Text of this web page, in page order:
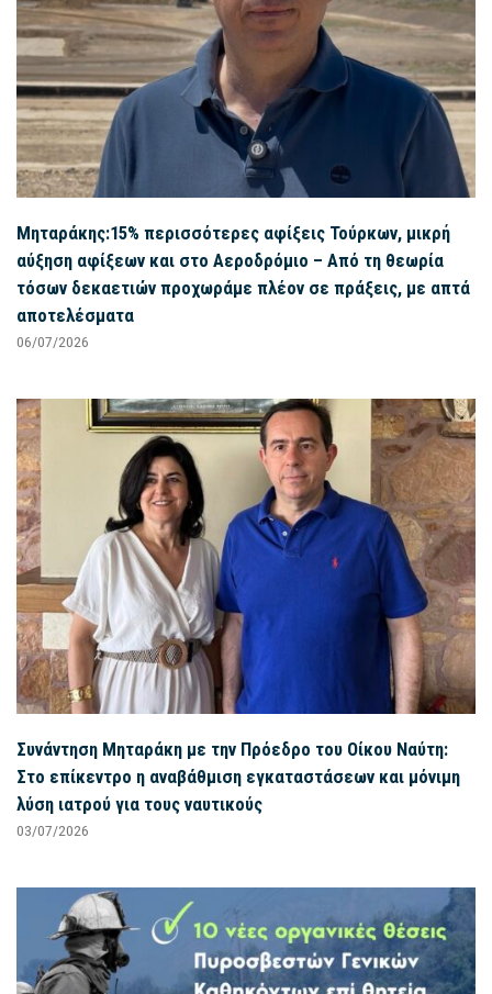
Μηταράκης:15% περισσότερες αφίξεις Τούρκων, μικρή
αύξηση αφίξεων και στο Αεροδρόμιο – Από τη θεωρία
τόσων δεκαετιών προχωράμε πλέον σε πράξεις, με απτά
αποτελέσματα
06/07/2026
Συνάντηση Μηταράκη με την Πρόεδρο του Οίκου Ναύτη:
Στο επίκεντρο η αναβάθμιση εγκαταστάσεων και μόνιμη
λύση ιατρού για τους ναυτικούς
03/07/2026